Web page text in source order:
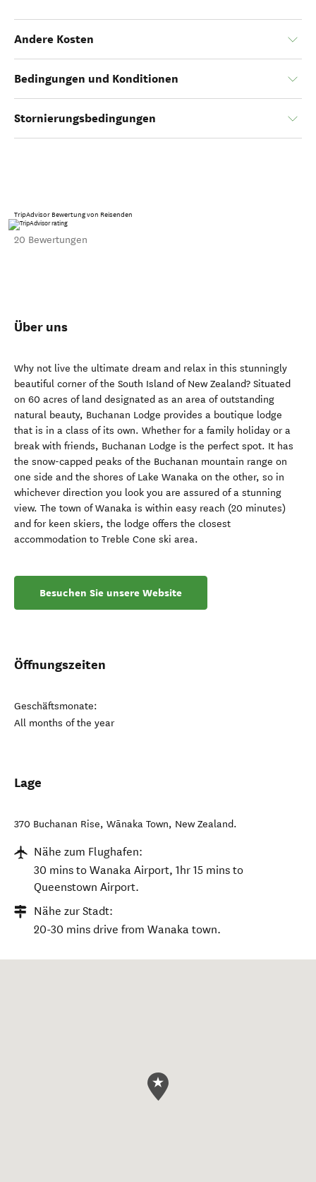
Andere Kosten
Bedingungen und Konditionen
Stornierungsbedingungen
TripAdvisor Bewertung von Reisenden
20 Bewertungen
Über uns
Why not live the ultimate dream and relax in this stunningly
beautiful corner of the South Island of New Zealand? Situated
on 60 acres of land designated as an area of outstanding
natural beauty, Buchanan Lodge provides a boutique lodge
that is in a class of its own. Whether for a family holiday or a
break with friends, Buchanan Lodge is the perfect spot. It has
the snow-capped peaks of the Buchanan mountain range on
one side and the shores of Lake Wanaka on the other, so in
whichever direction you look you are assured of a stunning
view. The town of Wanaka is within easy reach (20 minutes)
and for keen skiers, the lodge offers the closest
accommodation to Treble Cone ski area.
Besuchen Sie unsere Website
Öffnungszeiten
Geschäftsmonate:
All months of the year
Lage
370 Buchanan Rise, Wānaka Town, New Zealand.
Nähe zum Flughafen:
30 mins to Wanaka Airport, 1hr 15 mins to
Queenstown Airport.
Nähe zur Stadt:
20-30 mins drive from Wanaka town.